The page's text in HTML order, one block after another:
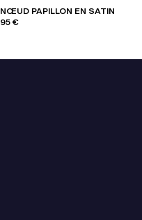
NŒUD PAPILLON EN SATIN
95 €